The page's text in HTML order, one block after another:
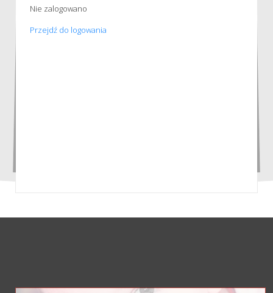
Nie zalogowano
Przejdź do logowania